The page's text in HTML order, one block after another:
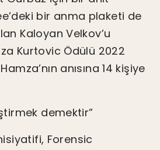
bir anma plaketi de
Kaloyan Velkov’u
Kurtovic Ödülü 2022
anısına 14 kişiye
demektir”
Forensic